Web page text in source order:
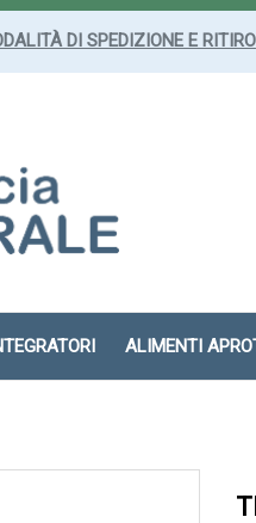
DI SPEDIZIONE E RITIRO
ALIMENTI